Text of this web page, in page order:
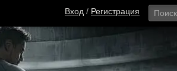
Вход / Регистрация